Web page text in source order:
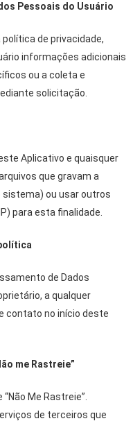
Pessoais do Usuário
de privacidade,
informações adicionais
ou a coleta e
solicitação.
Aplicativo e quaisquer
que gravam a
ou usar outros
para esta finalidade.
de Dados
a qualquer
contato no início deste
me Rastreie”
Me Rastreie”.
de terceiros que